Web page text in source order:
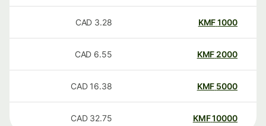
1000
KMF
3.28
CAD
2000
KMF
6.55
CAD
5000
KMF
16.38
CAD
10000
KMF
32.75
CAD